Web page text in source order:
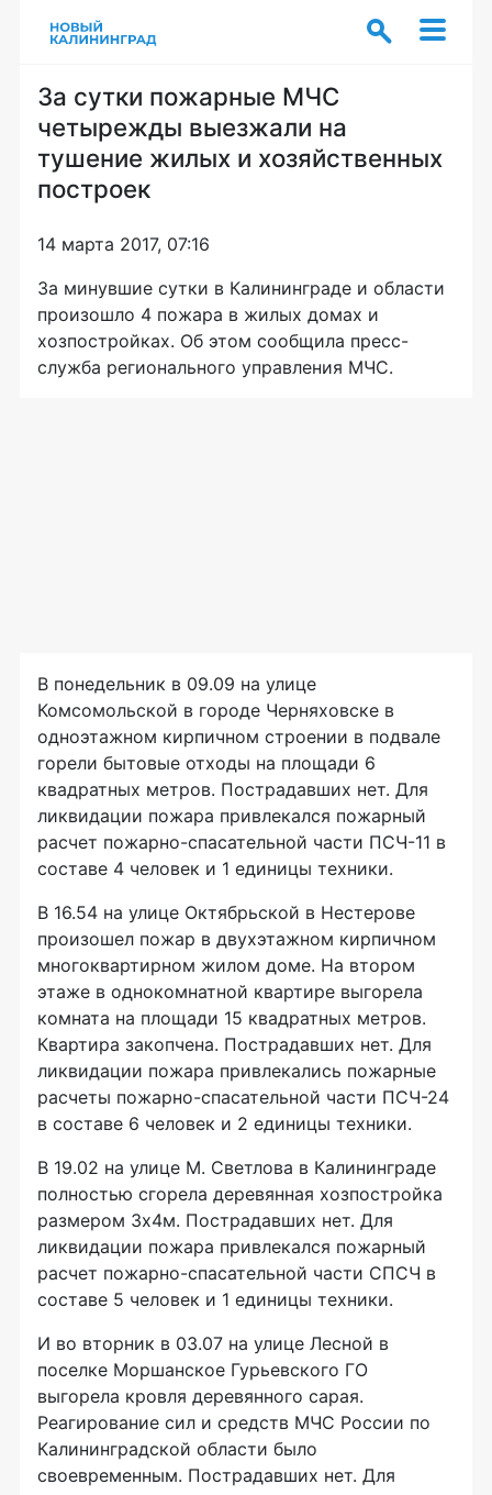
За сутки пожарные МЧС
четырежды выезжали на
тушение жилых и хозяйственных
построек
14 марта 2017, 07:16
За минувшие сутки в Калининграде и области
произошло 4 пожара в жилых домах и
хозпостройках. Об этом сообщила пресс-
служба регионального управления МЧС.
В понедельник в 09.09 на улице
Комсомольской в городе Черняховске в
одноэтажном кирпичном строении в подвале
горели бытовые отходы на площади 6
квадратных метров. Пострадавших нет. Для
ликвидации пожара привлекался пожарный
расчет пожарно-спасательной части ПСЧ-11 в
составе 4 человек и 1 единицы техники.
В 16.54 на улице Октябрьской в Нестерове
произошел пожар в двухэтажном кирпичном
многоквартирном жилом доме. На втором
этаже в однокомнатной квартире выгорела
комната на площади 15 квадратных метров.
Квартира закопчена. Пострадавших нет. Для
ликвидации пожара привлекались пожарные
расчеты пожарно-спасательной части ПСЧ-24
в составе 6 человек и 2 единицы техники.
В 19.02 на улице М. Светлова в Калининграде
полностью сгорела деревянная хозпостройка
размером 3х4м. Пострадавших нет. Для
ликвидации пожара привлекался пожарный
расчет пожарно-спасательной части СПСЧ в
составе 5 человек и 1 единицы техники.
И во вторник в 03.07 на улице Лесной в
поселке Моршанское Гурьевского ГО
выгорела кровля деревянного сарая.
Реагирование сил и средств МЧС России по
Калининградской области было
своевременным. Пострадавших нет. Для